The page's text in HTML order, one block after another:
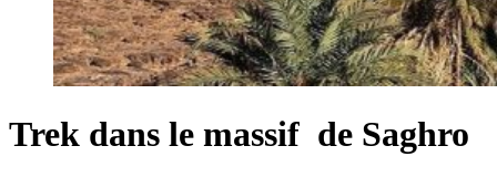
Trek dans le massif de Saghro